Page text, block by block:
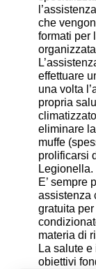
che
formati per
effettuare
una volta
propria
eliminare
muffe
prolificarsi
Legionella.
E’ sempre
assistenza
gratuita
materia di
La salute
obiettivi